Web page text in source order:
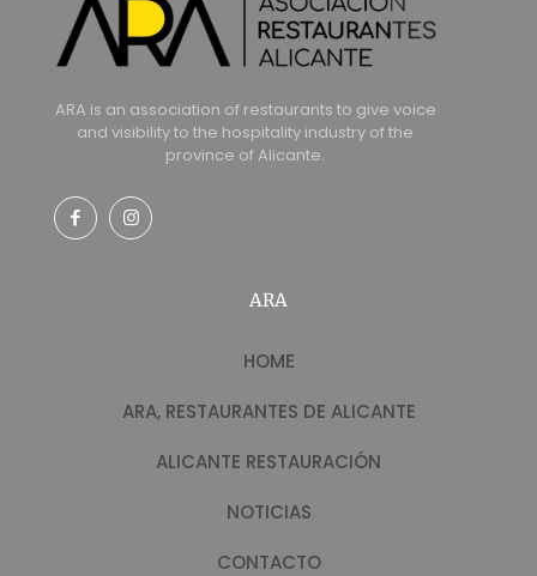
ARA is an association of restaurants to give voice
and visibility to the hospitality industry of the
province of Alicante.
ARA
HOME
ARA, RESTAURANTES DE ALICANTE
ALICANTE RESTAURACIÓN
NOTICIAS
CONTACTO